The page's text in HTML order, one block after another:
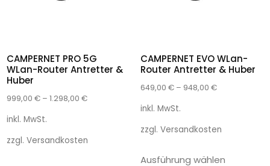
CAMPERNET PRO 5G
WLan-Router Antretter &
Huber
999,00 €– 1.298,00 €
inkl. MwSt.
zzgl. Versandkosten
CAMPERNET EVO WLan-
Router Antretter & Huber
649,00 €– 948,00 €
inkl. MwSt.
zzgl. Versandkosten
Ausführung wählen